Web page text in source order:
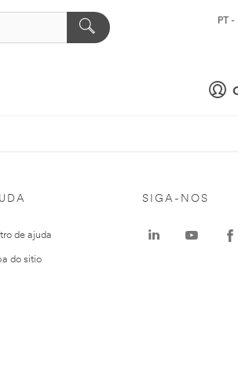
PT -
de ajuda
do sitio
SIGA-NOS